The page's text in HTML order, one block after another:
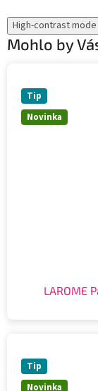
High-contrast mode
Mohlo by
Novinka
Tip
LAROME
Novinka
Tip